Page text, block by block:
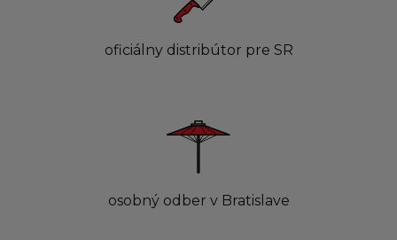
oficiálny distribútor pre SR
osobný odber v Bratislave